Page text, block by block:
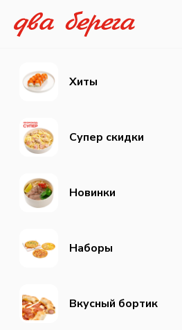
Хиты
Супер скидки
Новинки
Наборы
Вкусный бортик